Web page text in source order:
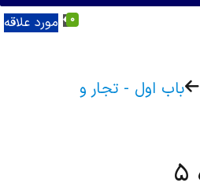
مورد علاقه 0
باب اول - تجار و